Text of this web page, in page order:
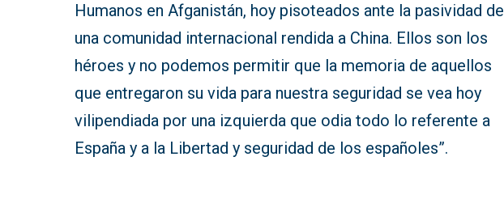
Humanos en Afganistán, hoy pisoteados ante la pasividad de
una comunidad internacional rendida a China. Ellos son los
héroes y no podemos permitir que la memoria de aquellos
que entregaron su vida para nuestra seguridad se vea hoy
vilipendiada por una izquierda que odia todo lo referente a
España y a la Libertad y seguridad de los españoles”.